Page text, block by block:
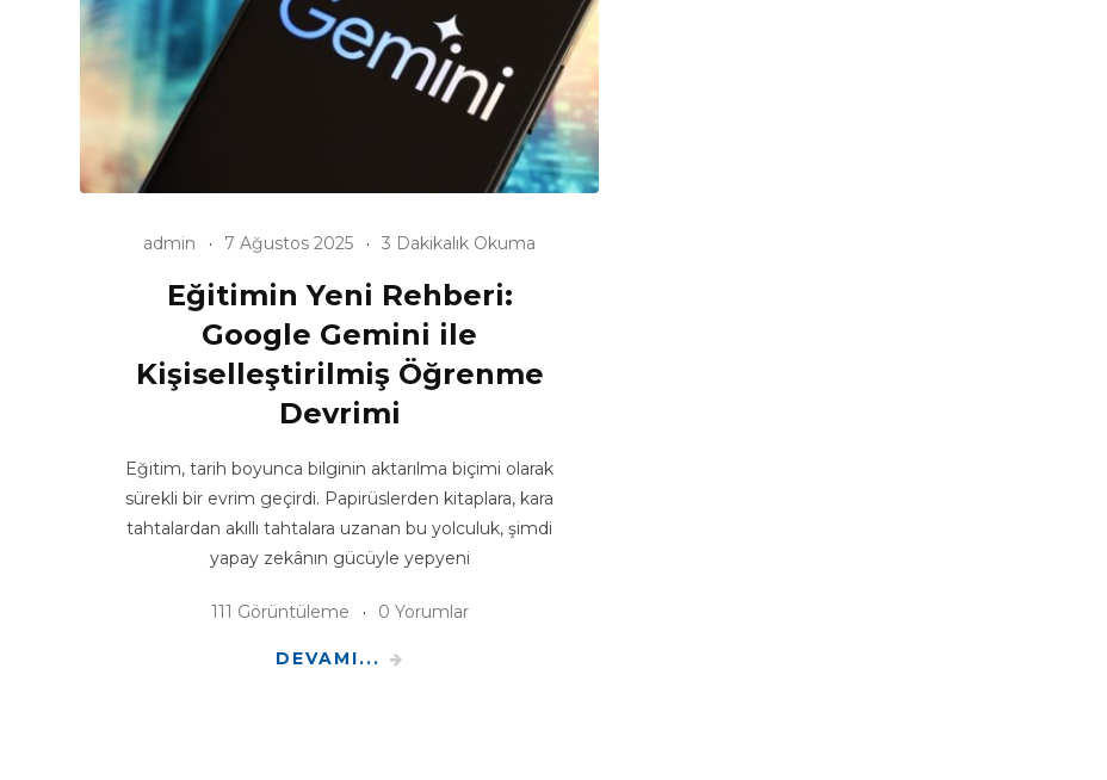
admin 7 Ağustos 2025 3 Dakikalık Okuma
Eğitimin Yeni Rehberi:
Google Gemini ile
Kişiselleştirilmiş Öğrenme
Devrimi
Eğitim, tarih boyunca bilginin aktarılma biçimi olarak
sürekli bir evrim geçirdi. Papirüslerden kitaplara, kara
tahtalardan akıllı tahtalara uzanan bu yolculuk, şimdi
yapay zekânın gücüyle yepyeni
111 Görüntüleme 0 Yorumlar
DEVAMI...